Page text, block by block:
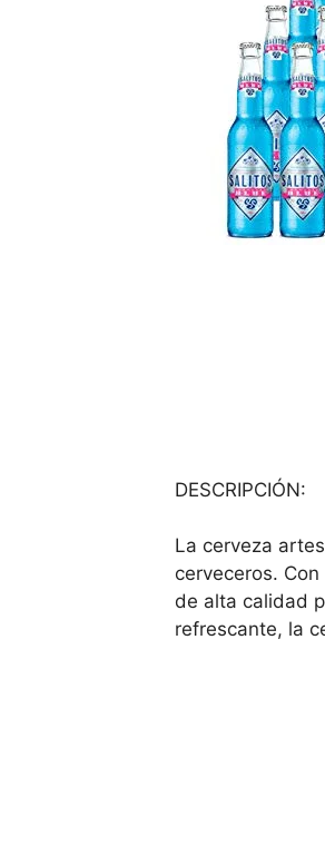
DESCRIPCIÓN:
La cerveza
cerveceros.
de alta calidad
refrescante, la